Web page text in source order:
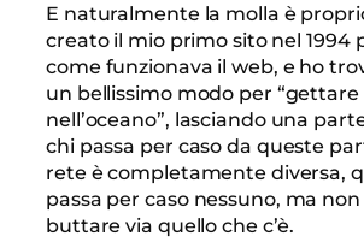
E naturalmente la molla è
creato il mio primo sito nel 1994
come funzionava il web, e ho
un bellissimo modo per “gettare
nell’oceano”, lasciando una
chi passa per caso da queste
rete è completamente diversa,
passa per caso nessuno, ma
buttare via quello che c’è.